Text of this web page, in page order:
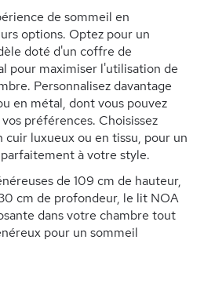
de sommeil en
options. Optez pour un
doté d'un coffre de
pour maximiser l'utilisation de
Personnalisez davantage
en métal, dont vous pouvez
préférences. Choisissez
luxueux ou en tissu, pour un
à votre style.
de 109 cm de hauteur,
cm de profondeur, le lit NOA
dans votre chambre tout
pour un sommeil